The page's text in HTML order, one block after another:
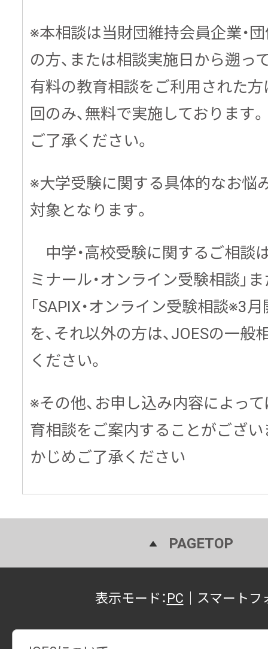
※本相談は当財団維持会員企業・
の方、または相談実施日から遡っ
有料の教育相談をご利用された方
回のみ、無料で実施しております
ご了承ください。
※大学受験に関する具体的なお悩
対象となります。
中学・高校受験に関するご相談は
ミナール・オンライン受験相談」ま
「SAPIX・オンライン受験相談※3月
を、それ以外の方は、JOESの一般
ください。
※その他、お申し込み内容によって
育相談をご案内することがござい
かじめご了承ください
PAGETOP
表示モード： PC スマートフ